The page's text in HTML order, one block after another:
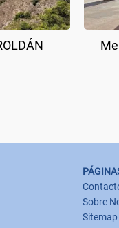
Sobre
Sitemap